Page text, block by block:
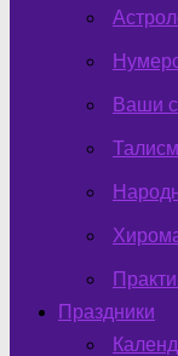
Ваши
Праздники